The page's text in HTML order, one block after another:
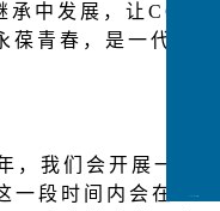
承中发展，让 CCF
葆青春，是一代一
，我们会开展一系
一段时间内会在